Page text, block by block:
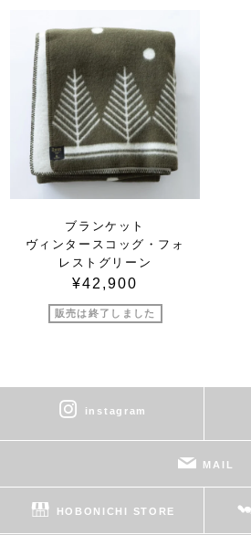
ブランケット
ヴィンタースコッグ・フォ
レストグリーン
¥42,900
販売は終了しました
instagram
MAIL
HOBONICHI STORE